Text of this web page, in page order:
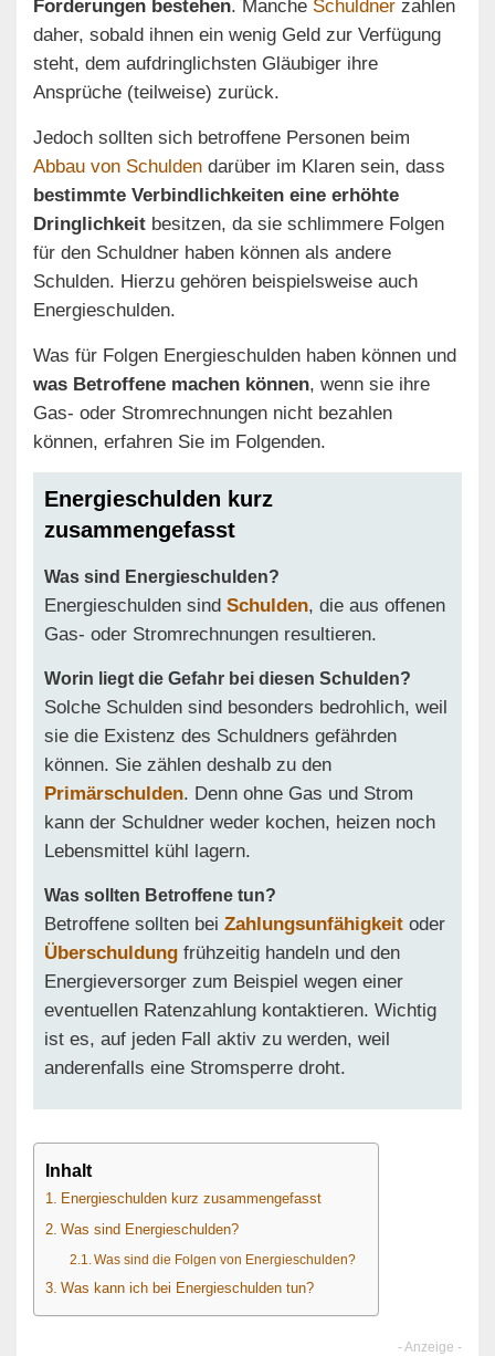
Forderungen bestehen. Manche Schuldner zahlen
daher, sobald ihnen ein wenig Geld zur Verfügung
steht, dem aufdringlichsten Gläubiger ihre
Ansprüche (teilweise) zurück.
Jedoch sollten sich betroffene Personen beim
Abbau von Schulden darüber im Klaren sein, dass
bestimmte Verbindlichkeiten eine erhöhte
Dringlichkeit besitzen, da sie schlimmere Folgen
für den Schuldner haben können als andere
Schulden. Hierzu gehören beispielsweise auch
Energieschulden.
Was für Folgen Energieschulden haben können und
was Betroffene machen können, wenn sie ihre
Gas- oder Stromrechnungen nicht bezahlen
können, erfahren Sie im Folgenden.
Energieschulden kurz
zusammengefasst
Was sind Energieschulden?
Energieschulden sind Schulden, die aus offenen
Gas- oder Stromrechnungen resultieren.
Worin liegt die Gefahr bei diesen Schulden?
Solche Schulden sind besonders bedrohlich, weil
sie die Existenz des Schuldners gefährden
können. Sie zählen deshalb zu den
Primärschulden. Denn ohne Gas und Strom
kann der Schuldner weder kochen, heizen noch
Lebensmittel kühl lagern.
Was sollten Betroffene tun?
Betroffene sollten bei Zahlungsunfähigkeit oder
Überschuldung frühzeitig handeln und den
Energieversorger zum Beispiel wegen einer
eventuellen Ratenzahlung kontaktieren. Wichtig
ist es, auf jeden Fall aktiv zu werden, weil
anderenfalls eine Stromsperre droht.
Inhalt
Energieschulden kurz zusammengefasst
Was sind Energieschulden?
Was sind die Folgen von Energieschulden?
Was kann ich bei Energieschulden tun?